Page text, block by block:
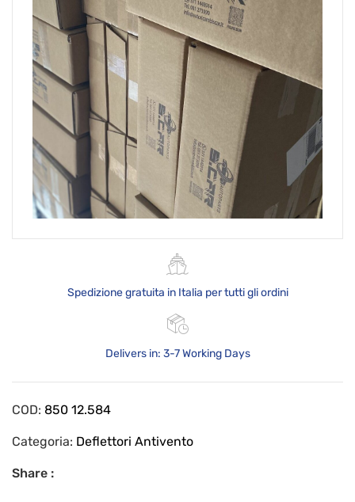
Spedizione gratuita in Italia per tutti gli ordini
Delivers in: 3-7 Working Days
COD: 850 12.584
Categoria: Deflettori Antivento
Share :